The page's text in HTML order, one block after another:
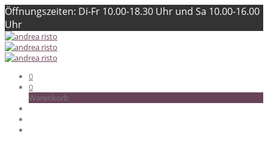
Öffnungszeiten: Di-Fr 10.00-18.30 Uhr und Sa 10.00-16.00
Uhr
0
0
Warenkorb